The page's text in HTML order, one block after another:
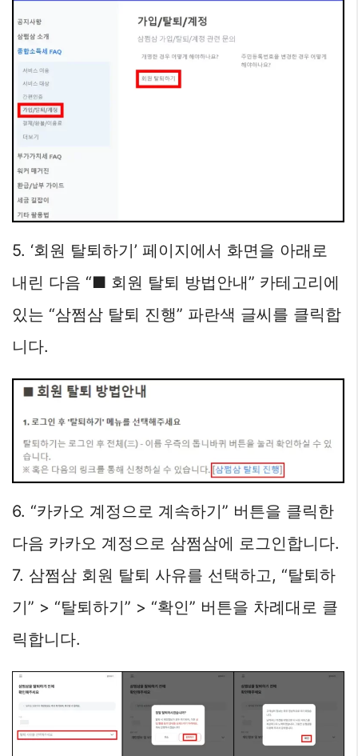
5. ‘회원 탈퇴하기’ 페이지에서 화면을 아래로
내린 다음 “■ 회원 탈퇴 방법안내” 카테고리에
있는 “삼쩜삼 탈퇴 진행” 파란색 글씨를 클릭합
니다.
6. “카카오 계정으로 계속하기” 버튼을 클릭한
다음 카카오 계정으로 삼쩜삼에 로그인합니다.
7. 삼쩜삼 회원 탈퇴 사유를 선택하고, “탈퇴하
기” > “탈퇴하기” > “확인” 버튼을 차례대로 클
릭합니다.